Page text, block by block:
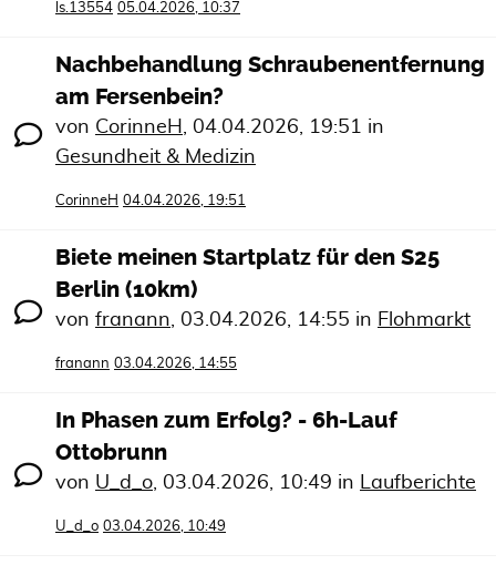
ls.13554 05.04.2026, 10:37
Nachbehandlung Schraubenentfernung
am Fersenbein?
von CorinneH , 04.04.2026, 19:51 in
Gesundheit & Medizin
CorinneH 04.04.2026, 19:51
Biete meinen Startplatz für den S25
Berlin (10km)
von franann, 03.04.2026, 14:55 in Flohmarkt
franann 03.04.2026, 14:55
In Phasen zum Erfolg? - 6h-Lauf
Ottobrunn
von U_d_o, 03.04.2026, 10:49 in Laufberichte
U_d_o 03.04.2026, 10:49